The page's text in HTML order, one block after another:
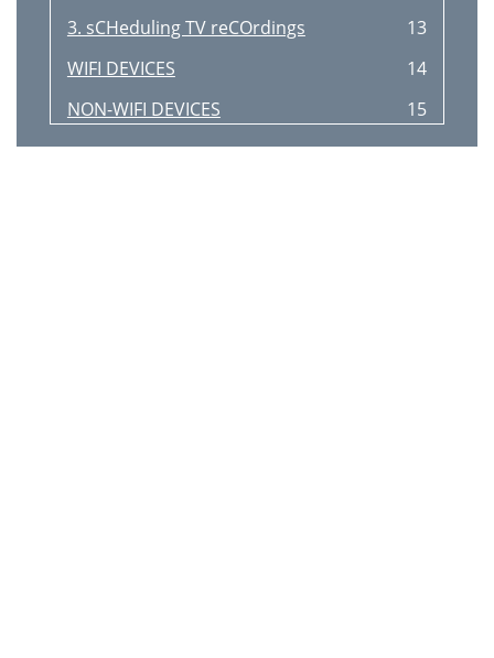
3. sCHeduling TV reCOrdings
13
WIFI DEVICES
14
NON-WIFI DEVICES
15
How to Use the Remote Control
16